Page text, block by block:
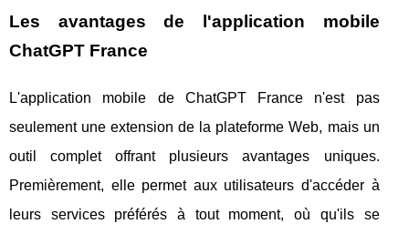
Les avantages de l'application mobile
ChatGPT France
L'application mobile de ChatGPT France n'est pas
seulement une extension de la plateforme Web, mais un
outil complet offrant plusieurs avantages uniques.
Premièrement, elle permet aux utilisateurs d'accéder à
leurs services préférés à tout moment, où qu'ils se